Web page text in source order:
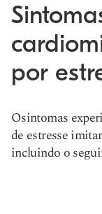
por
Osintomas
de estresse
incluindo o